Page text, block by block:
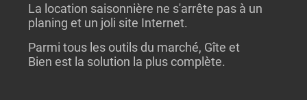
La location saisonnière ne s'arrête pas à un
planing et un joli site Internet.
Parmi tous les outils du marché, Gîte et
Bien est la solution la plus complète.